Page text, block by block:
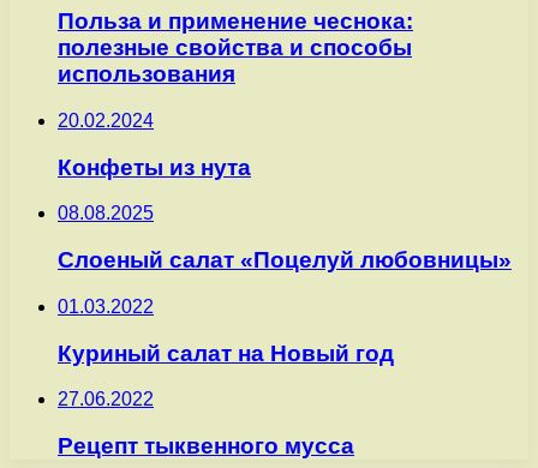
Польза и применение чеснока:
полезные свойства и способы
использования
20.02.2024
Конфеты из нута
08.08.2025
Слоеный салат «Поцелуй любовницы»
01.03.2022
Куриный салат на Новый год
27.06.2022
Рецепт тыквенного мусса